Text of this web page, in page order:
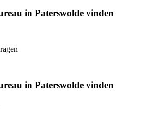
in Paterswolde vinden
in Paterswolde vinden